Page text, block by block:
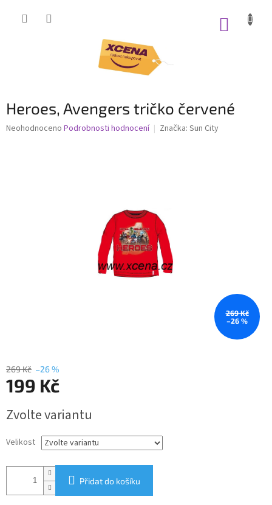
Heroes, Avengers tričko červené
Průměrné
Neohodnoceno Podrobnosti hodnocení Značka: Sun City
269 Kč
–26 %
269 Kč –26 %
199 Kč
cena:
Zvolte variantu
Velikost
Přidat do košíku